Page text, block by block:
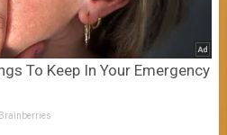
To Keep In Your Emergency
Brainberries